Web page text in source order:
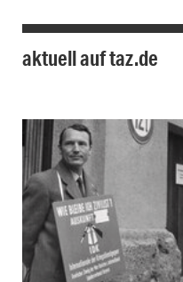
aktuell auf taz.de